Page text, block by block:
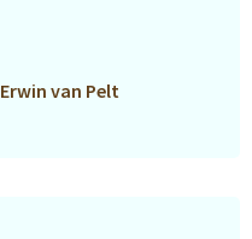
Erwin van Pelt